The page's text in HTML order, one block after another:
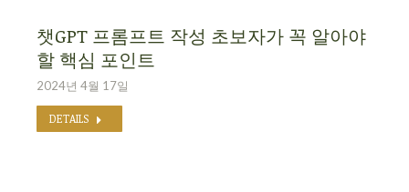
챗GPT 프롬프트 작성 초보자가 꼭 알아야
할 핵심 포인트
2024년 4월 17일
DETAILS